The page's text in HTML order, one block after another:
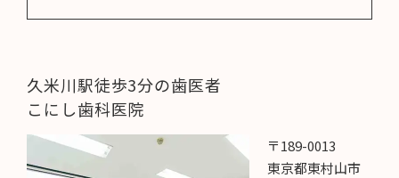
久米川駅徒歩3分の歯医者
こにし歯科医院
〒189-0013
東京都東村山市